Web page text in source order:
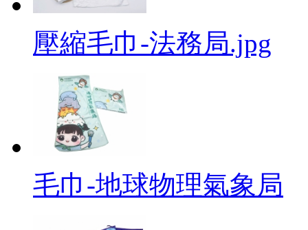
壓縮毛巾-法務局.jpg
毛巾-地球物理氣象局